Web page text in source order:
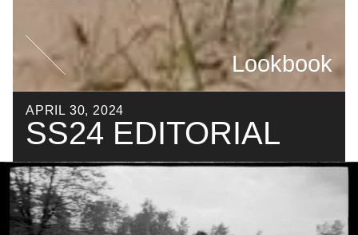
Lookbook
APRIL 30, 2024
SS24 EDITORIAL